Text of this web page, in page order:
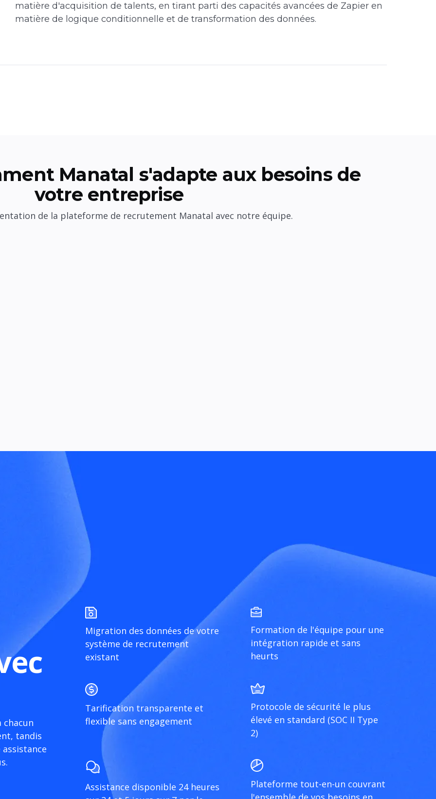
matière d'acquisition de talents, en tirant parti des capacités avancées de Zapier en
matière de logique conditionnelle et de transformation des données.
Manatal s'adapte aux besoins de
votre entreprise
de la plateforme de recrutement Manatal avec notre équipe.
tandis
Migration des données de votre
système de recrutement
existant
Formation de l'équipe pour une
intégration rapide et sans
heurts
Tarification transparente et
flexible sans engagement
Protocole de sécurité le plus
élevé en standard (SOC II Type
2)
Assistance disponible 24 heures
Plateforme tout-en-un couvrant